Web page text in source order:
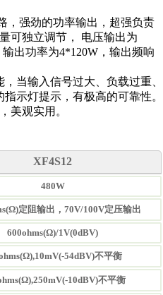
，强劲的功率输出，超强负责
可独立调节， 电压输出为
出功率为4*120W，输出频响
当输入信号过大、负载过重、
示灯提示，有极高的可靠性。
美观实用。
XF4S12
480W
定阻输出，70V/100V定压输出
600ohms(Ω)/1V(0dBV)
54dBV)不平衡
10dBV)不平衡